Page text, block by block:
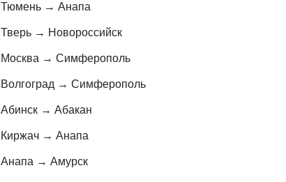
Тюмень → Анапа
Тверь → Новороссийск
Москва → Симферополь
Волгоград → Симферополь
Абинск → Абакан
Киржач → Анапа
Анапа → Амурск